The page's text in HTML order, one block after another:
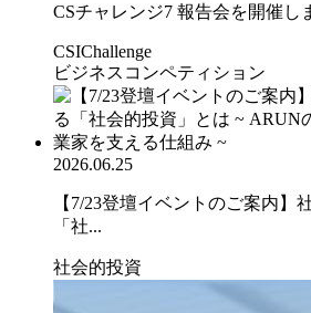
CSチャレンジ7 報告会を開催し
CSIChallenge
ビジネスコンペティション
2026.06.25
【7/23登壇イベントのご案内】
「社...
社会的投資